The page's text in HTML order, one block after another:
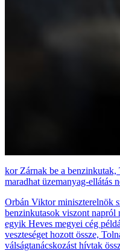
Zárnak be a benzinkutak,
maradhat üzemanyag-ellátás
Orbán Viktor miniszterelnök
benzinkutasok viszont napról
egyik Heves megyei cég
veszteséget hozott össze,
válságtanácskozást hívtak